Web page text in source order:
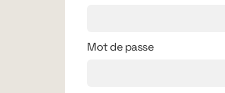
Mot de passe